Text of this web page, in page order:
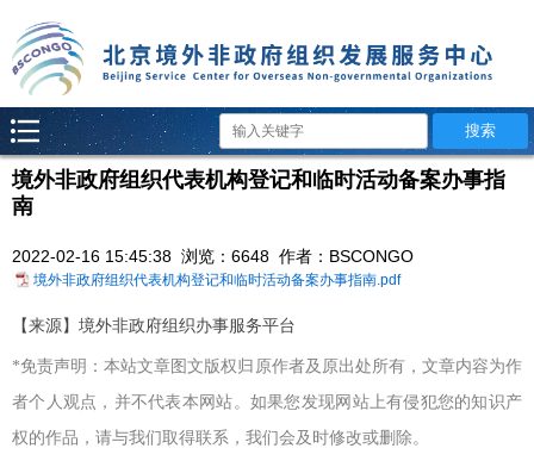
境外非政府组织代表机构登记和临时活动备案办事指
南
2022-02-16 15:45:38 浏览：6648 作者：BSCONGO
境外非政府组织代表机构登记和临时活动备案办事指南.pdf
【来源】境外非政府组织办事服务平台
*免责声明：本站文章图文版权归原作者及原出处所有，文章内容为作
者个人观点，并不代表本网站。如果您发现网站上有侵犯您的知识产
权的作品，请与我们取得联系，我们会及时修改或删除。